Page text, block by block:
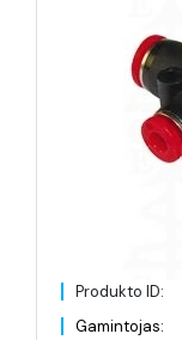
Produkto ID:
Gamintojas: